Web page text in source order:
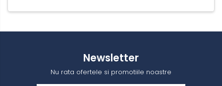
Newsletter
Nu rata ofertele si promotiile noastre